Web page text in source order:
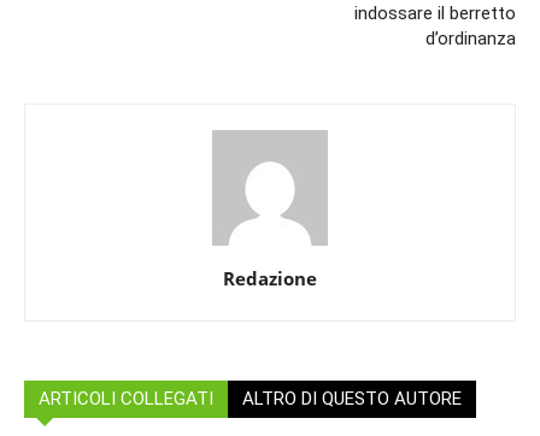
indossare il berretto
d’ordinanza
Redazione
ARTICOLI COLLEGATI ALTRO DI QUESTO AUTORE